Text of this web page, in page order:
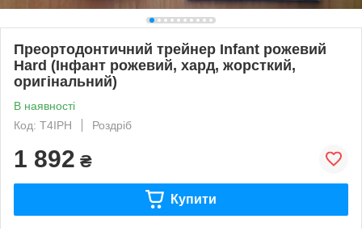
Преортодонтичний трейнер Infant рожевий
Hard (Інфант рожевий, хард, жорсткий,
оригінальний)
В наявності
Код: Т4IPH
Роздріб
1 892 ₴
Купити